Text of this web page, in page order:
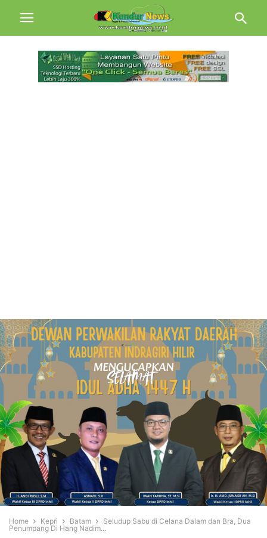
Home Kepri Batam
Seludup Sabu di Celana Dalam dan Bra, Dua
Penumpang Di Hang Nadim...